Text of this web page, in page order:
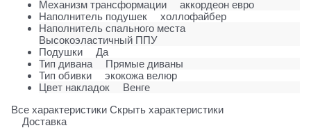
Механизм трансформации
аккордеон евро
Наполнитель подушек
холлофайбер
Наполнитель спального места
Высокоэластичный ППУ
Подушки
Да
Тип дивана
Прямые диваны
Тип обивки
экокожа велюр
Цвет накладок
Венге
Все характеристики Скрыть характеристики
Доставка